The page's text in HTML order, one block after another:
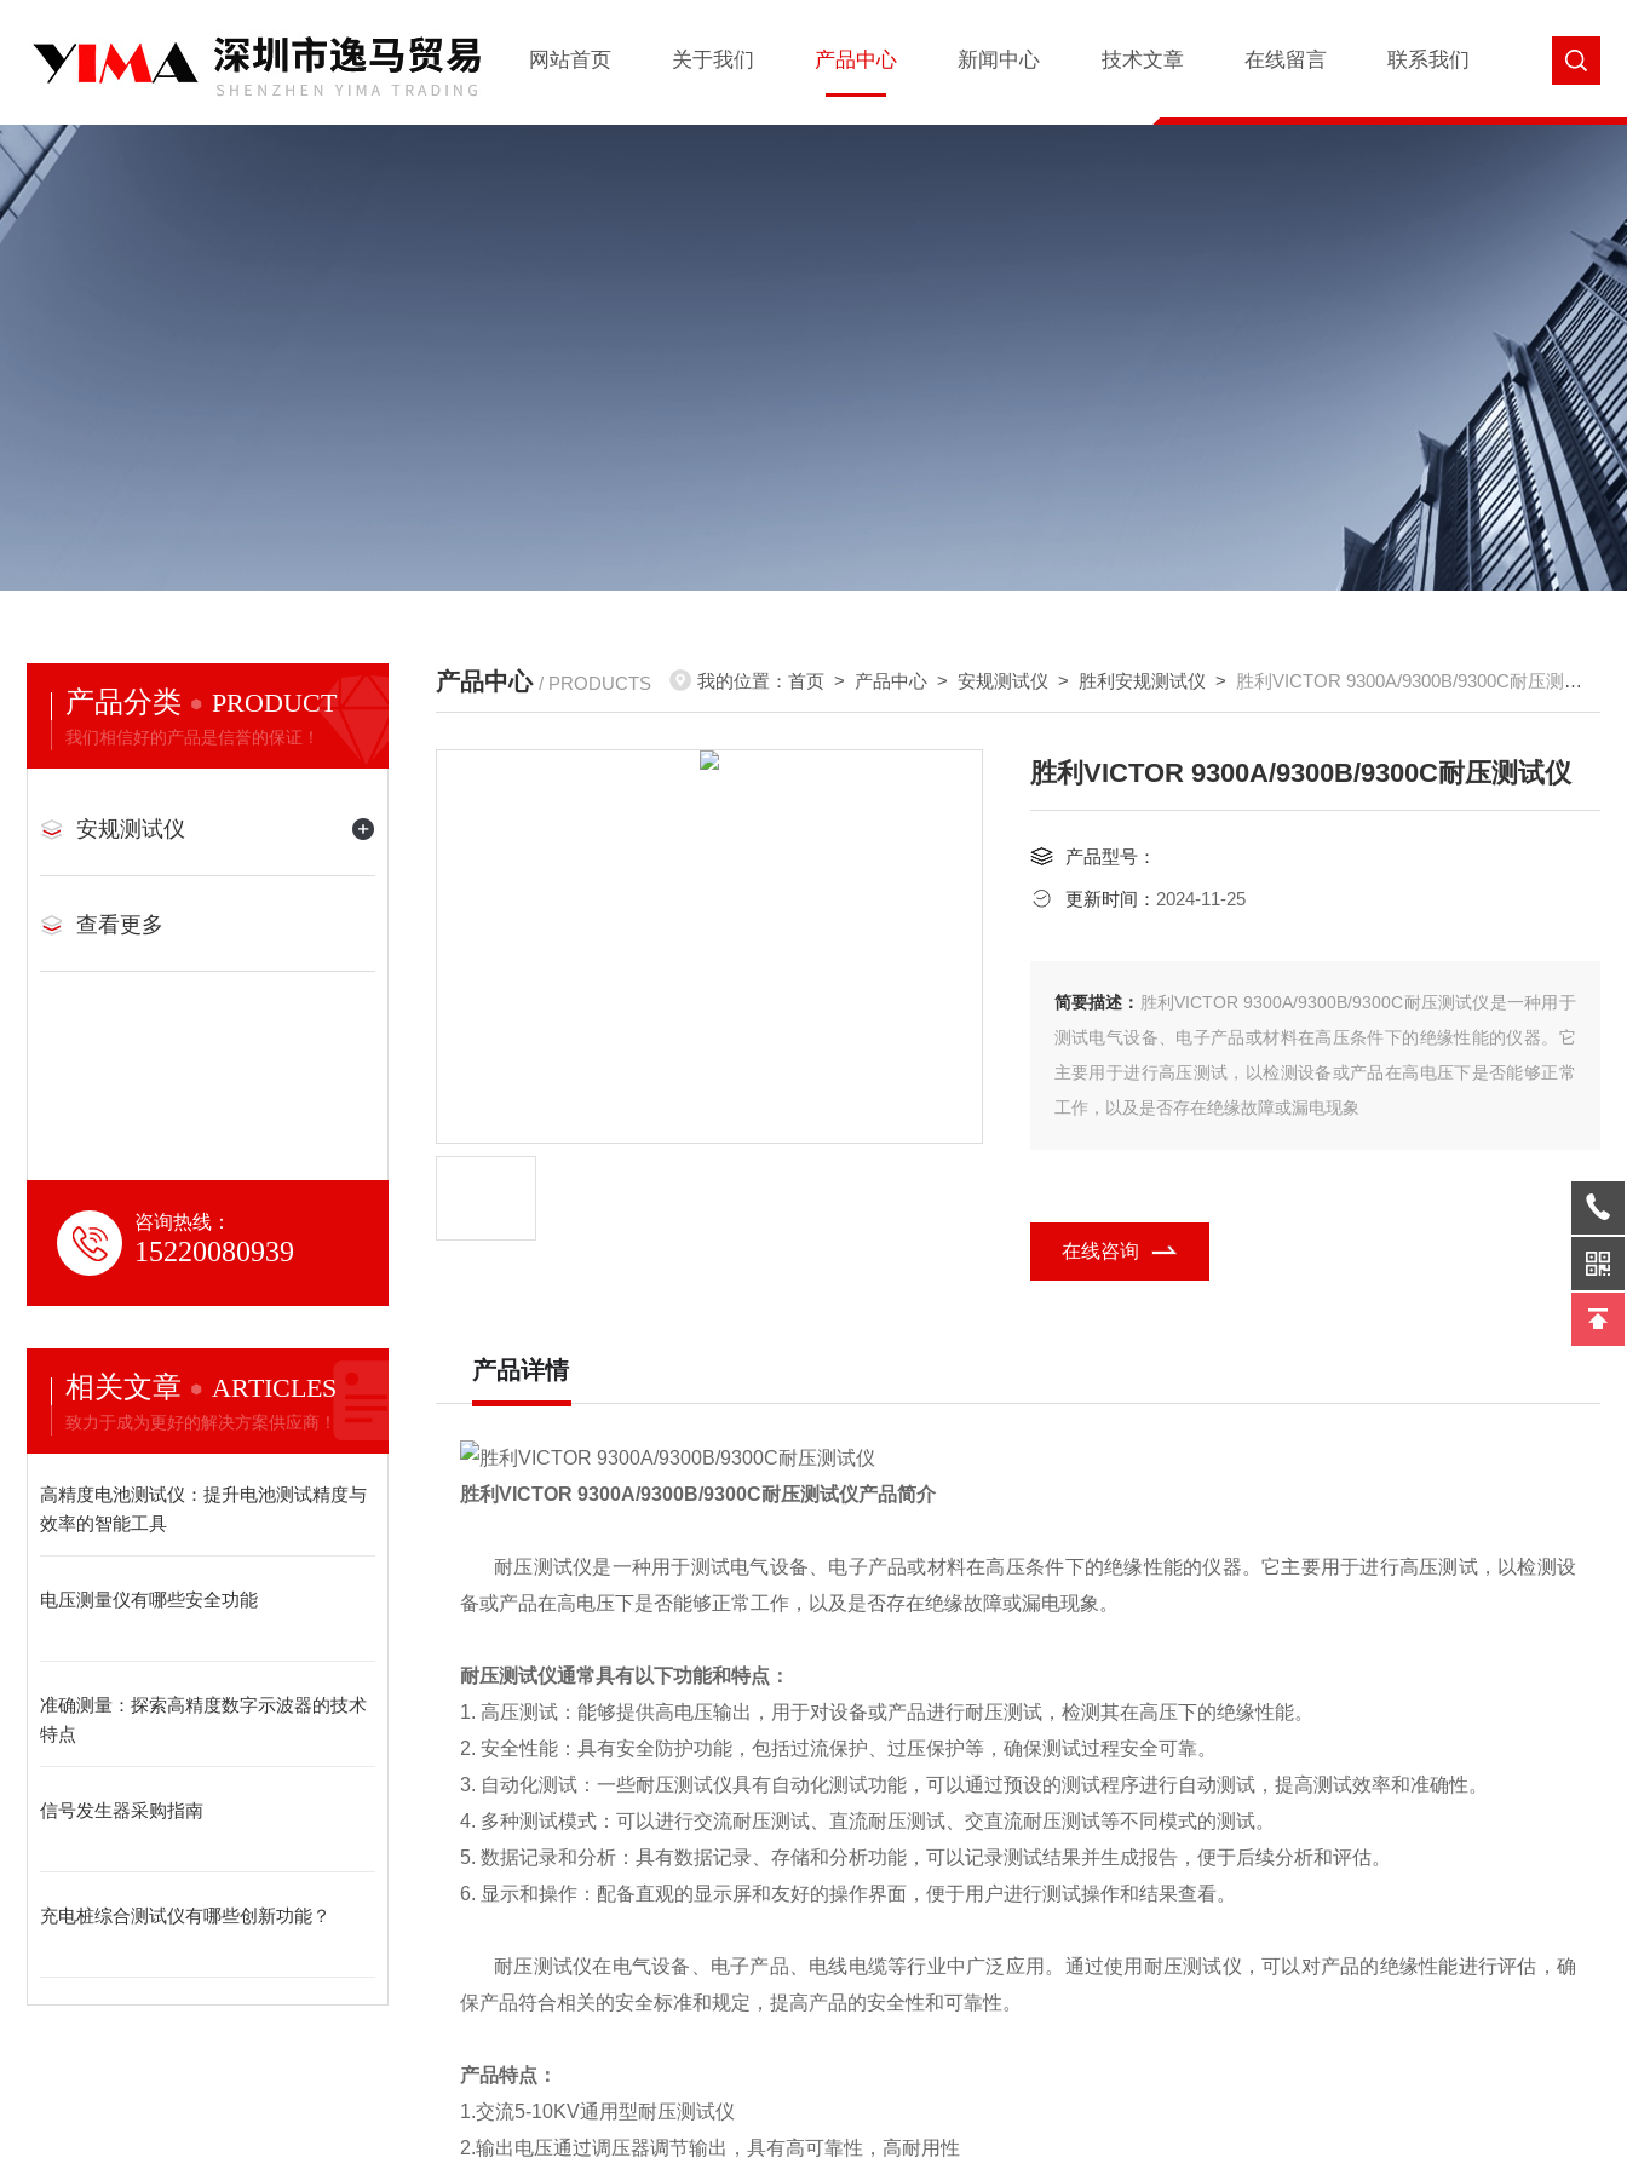
网站首页 关于我们 产品中心 新闻中心 技术文章 在线留言 联系我们
产品分类 PRODUCT
我们相信好的产品是信誉的保证！
安规测试仪
查看更多
咨询热线：
15220080939
相关文章 ARTICLES
致力于成为更好的解决方案供应商！
高精度电池测试仪：提升电池测试精度与
效率的智能工具
电压测量仪有哪些安全功能
准确测量：探索高精度数字示波器的技术
特点
信号发生器采购指南
充电桩综合测试仪有哪些创新功能？
产品中心 / PRODUCTS 我的位置：首页 > 产品中心 >安规测试仪 > 胜利安规测试仪 > 胜利VICTOR 9300A/9300B/9300C耐压测试仪
胜利VICTOR 9300A/9300B/9300C耐压测试仪
产品型号：
更新时间： 2024-11-25
简要描述： 胜利VICTOR 9300A/9300B/9300C耐压测试仪是一种用于
测试电气设备、电子产品或材料在高压条件下的绝缘性能的仪器。它
主要用于进行高压测试，以检测设备或产品在高电压下是否能够正常
工作，以及是否存在绝缘故障或漏电现象
在线咨询
产品详情
胜利VICTOR 9300A/9300B/9300C耐压测试仪产品简介
耐压测试仪是一种用于测试电气设备、电子产品或材料在高压条件下的绝缘性能的仪器。它主要用于进行高压测试，以检测设
备或产品在高电压下是否能够正常工作，以及是否存在绝缘故障或漏电现象。
耐压测试仪通常具有以下功能和特点：
1. 高压测试：能够提供高电压输出，用于对设备或产品进行耐压测试，检测其在高压下的绝缘性能。
2. 安全性能：具有安全防护功能，包括过流保护、过压保护等，确保测试过程安全可靠。
3. 自动化测试：一些耐压测试仪具有自动化测试功能，可以通过预设的测试程序进行自动测试，提高测试效率和准确性。
4. 多种测试模式：可以进行交流耐压测试、直流耐压测试、交直流耐压测试等不同模式的测试。
5. 数据记录和分析：具有数据记录、存储和分析功能，可以记录测试结果并生成报告，便于后续分析和评估。
6. 显示和操作：配备直观的显示屏和友好的操作界面，便于用户进行测试操作和结果查看。
耐压测试仪在电气设备、电子产品、电线电缆等行业中广泛应用。通过使用耐压测试仪，可以对产品的绝缘性能进行评估，确
保产品符合相关的安全标准和规定，提高产品的安全性和可靠性。
产品特点：
1.交流5-10KV通用型耐压测试仪
2.输出电压通过调压器调节输出，具有高可靠性，高耐用性